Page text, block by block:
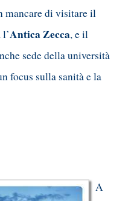
mancare di visitare il
AnticaZecca, e il
sede della università
focus sulla sanità e la
A